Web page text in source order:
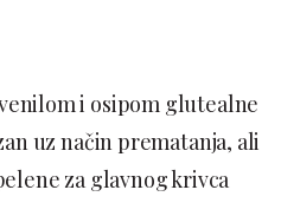
i osipom glutealne
uz način prematanja, ali
za glavnog krivca